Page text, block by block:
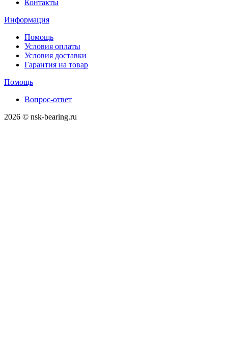
Контакты
Информация
Помощь
Условия оплаты
Условия доставки
Гарантия на товар
Помощь
Вопрос-ответ
2026 © nsk-bearing.ru